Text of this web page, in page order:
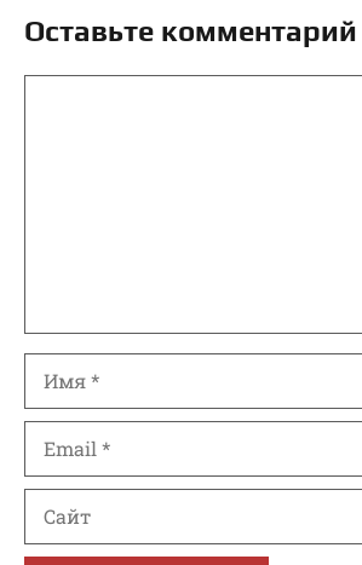
Оставьте комментарий